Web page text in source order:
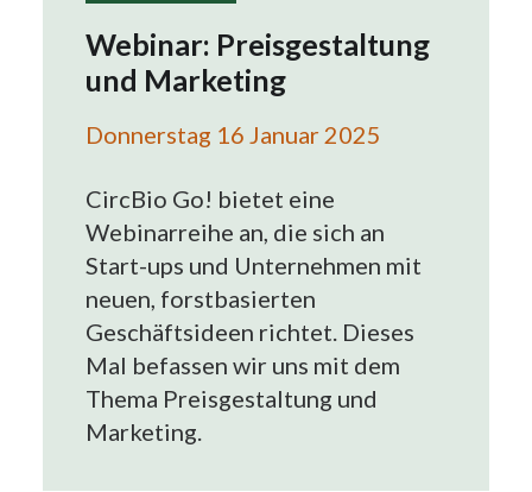
Webinar: Preisgestaltung
und Marketing
Donnerstag 16 Januar 2025
CircBio Go! bietet eine
Webinarreihe an, die sich an
Start-ups und Unternehmen mit
neuen, forstbasierten
Geschäftsideen richtet. Dieses
Mal befassen wir uns mit dem
Thema Preisgestaltung und
Marketing.